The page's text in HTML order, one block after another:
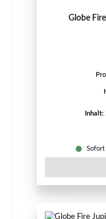
Globe
Inhalt:
Sofort